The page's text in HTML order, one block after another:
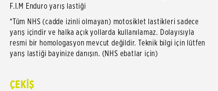
F.I.M Enduro yarış lastiği
*Tüm NHS (cadde izinli olmayan) motosiklet lastikleri sadece
yarış içindir ve halka açık yollarda kullanılamaz. Dolayısıyla
resmi bir homologasyon mevcut değildir. Teknik bilgi için lütfen
yarış lastiği bayinize danışın. (NHS ebatlar için)
ÇEKİŞ